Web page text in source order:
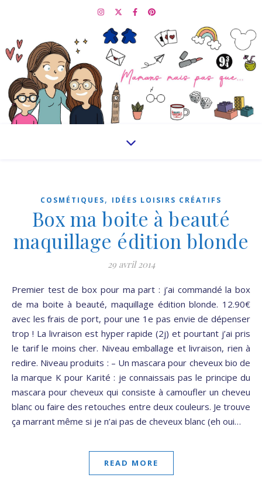
COSMÉTIQUES, IDÉES LOISIRS CRÉATIFS
Box ma boite à beauté
maquillage édition blonde
29 avril 2014
Premier test de box pour ma part : j’ai commandé la box
de ma boite à beauté, maquillage édition blonde. 12.90€
avec les frais de port, pour une 1e pas envie de dépenser
trop ! La livraison est hyper rapide (2j) et pourtant j’ai pris
le tarif le moins cher. Niveau emballage et livraison, rien à
redire. Niveau produits : – Un mascara pour cheveux bio de
la marque K pour Karité : je connaissais pas le principe du
mascara pour cheveux qui consiste à camoufler un cheveu
blanc ou faire des retouches entre deux couleurs. Je trouve
ça marrant même si je n’ai pas de cheveux blanc (eh oui…
READ MORE